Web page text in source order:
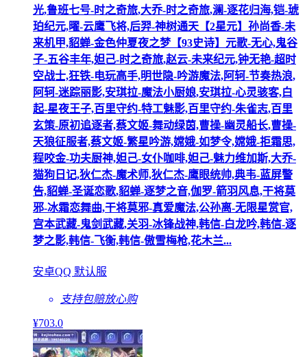
光,鲁班七号-时之奇旅,大乔-时之奇旅,澜-逐花归海,铠-琥
珀纪元,曜-云鹰飞将,后羿-神树通天【2星元】孙尚香-未
来机甲,貂蝉-金色仲夏夜之梦【93史诗】元歌-无心,鬼谷
子-五谷丰年,妲己-时之奇旅,赵云-未来纪元,钟无艳-超时
空战士,狂铁-电玩高手,明世隐-吟游魔法,阿轲-节奏热浪,
阿轲-迷踪丽影,安琪拉-魔法小厨娘,安琪拉-心灵骇客,白
起-星夜王子,百里守约-特工魅影,百里守约-朱雀志,百里
玄策-原初追逐者,蔡文姬-舞动绿茵,曹操-幽灵船长,曹操-
天狼征服者,蔡文姬-繁星吟游,嫦娥-如梦令,嫦娥-拒霜思,
程咬金-功夫厨神,妲己-女仆咖啡,妲己-魅力维加斯,大乔-
猫狗日记,狄仁杰-魔术师,狄仁杰-鹰眼统帅,典韦-蓝屏警
告,貂蝉-圣诞恋歌,貂蝉-逐梦之音,伽罗-箭羽风息,干将莫
邪-冰霜恋舞曲,干将莫邪-真爱魔法,公孙离-无限星赏官,
宫本武藏-鬼剑武藏,关羽-冰锋战神,韩信-白龙吟,韩信-逐
梦之影,韩信-飞衡,韩信-傲雪梅枪,花木兰...
安卓QQ 默认服
支持包赔放心购
¥703.0